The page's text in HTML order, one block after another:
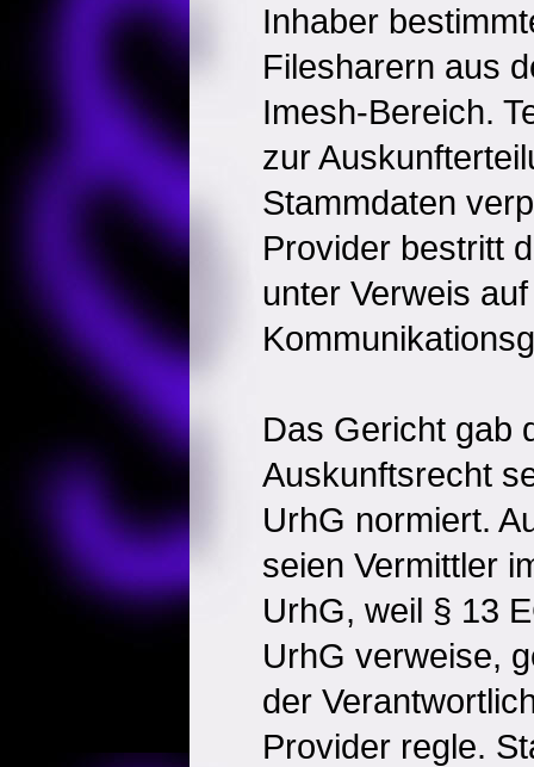
Inhaber
Filesharern aus
Imesh-Bereich.
zur
Stammdaten
Provider bestritt
unter Verweis
Das Gericht gab
Auskunftsrecht
UrhG normiert.
seien Vermittler
UrhG, weil § 13
UrhG verweise,
der
Provider regle.